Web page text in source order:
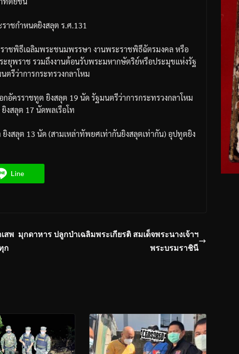
ราชกำหนดยิงสลุต ร.ศ.131
าชพิธีเฉลิมพระชนมพรรษา งานพระราชพิธีฉัตรมงคล หรือ
ะยุพราช รวมถึงงานต้อนรับพระมหากษัตริย์หรือประมุขแห่งรัฐ
ตรีว่าการกระทรวงกลาโหม
กอัครราชทูต ยิงสลุต 19 นัดรัฐมนตรีว่าการกระทรวงกลาโหม
ยิงสลุต 17 นัดพลเรือโท
ยิงสลุต 13 นัด(สามเหล่าทัพยศเท่ากันยิงสลุตเท่ากัน)อุปทูตยิง
Line
สพ
ก
มุกดาหาร ปลูกป่าเฉลิมพระเกียรติ สมเด็จพระนางเจ้าฯ
พระบรมราชินี